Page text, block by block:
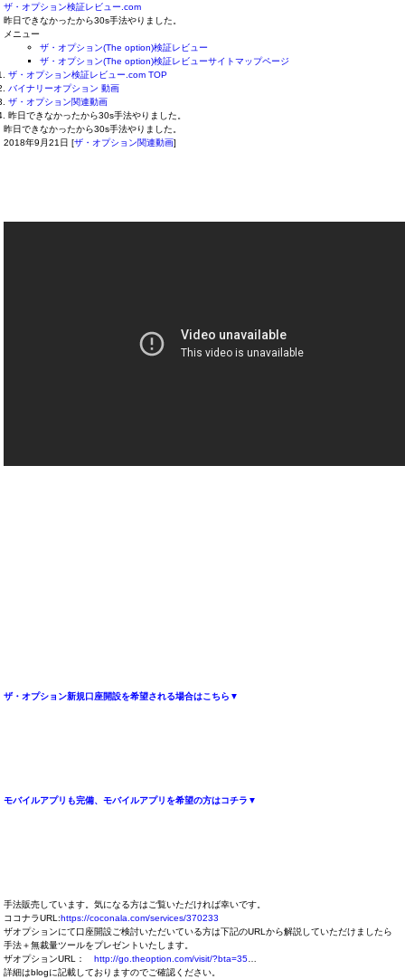
ザ・オプション検証レビュー.com
昨日できなかったから30s手法やりました。
メニュー
ザ・オプション(The option)検証レビュー
ザ・オプション(The option)検証レビューサイトマップページ
ザ・オプション検証レビュー.com TOP
バイナリーオプション 動画
ザ・オプション関連動画
昨日できなかったから30s手法やりました。
昨日できなかったから30s手法やりました。
2018年9月21日 [ザ・オプション関連動画]
ザ・オプション新規口座開設を希望される場合はこちら▼
モバイルアプリも完備、モバイルアプリを希望の方はコチラ▼
手法販売しています。気になる方はご覧いただければ幸いです。
ココナラURL:https://coconala.com/services/370233
ザオプションにて口座開設ご検討いただいている方は下記のURLから解説していただけましたら
手法＋無裁量ツールをプレゼントいたします。
ザオプションURL：http://go.theoption.com/visit/?bta=35
詳細はblogに記載しておりますのでご確認ください。